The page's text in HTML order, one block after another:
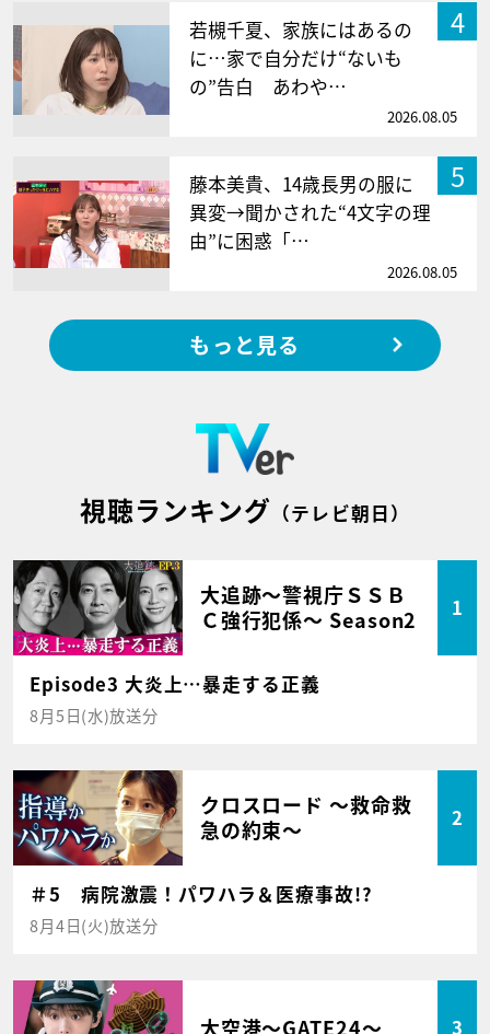
4
若槻千夏、家族にはあるの
に…家で自分だけ“ないも
の”告白 あわや…
2026.08.05
5
藤本美貴、14歳長男の服に
異変→聞かされた“4文字の理
由”に困惑「…
2026.08.05
もっと見る
視聴ランキング （テレビ朝日）
大追跡～警視庁ＳＳＢ
Ｃ強行犯係～ Season2
1
Episode3 大炎上…暴走する正義
8月5日(水)放送分
クロスロード ～救命救
急の約束～
2
＃5 病院激震！パワハラ＆医療事故!?
8月4日(火)放送分
大空港～GATE24～ 3